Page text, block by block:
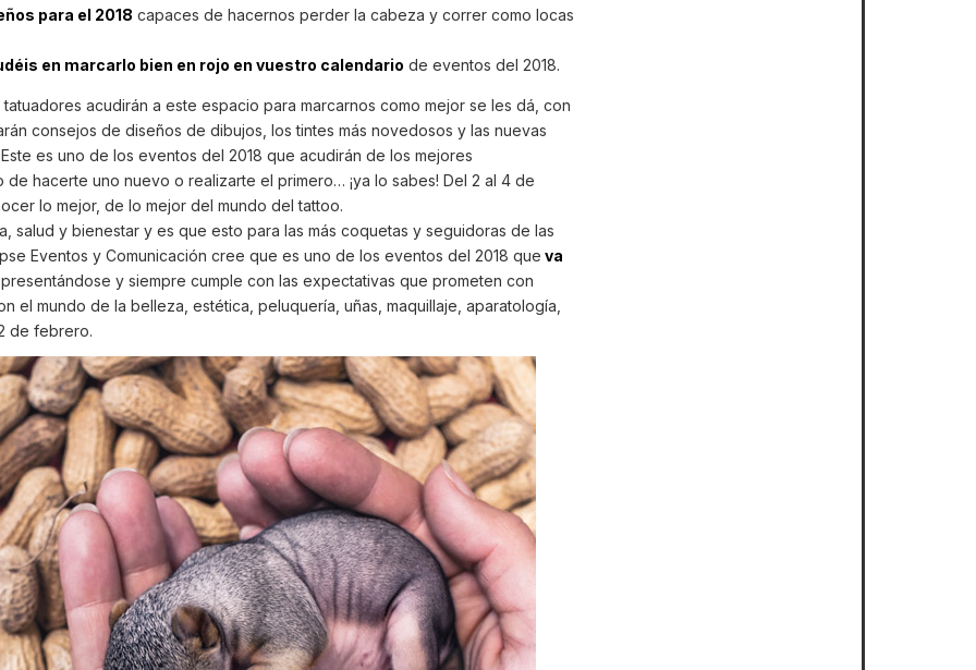
para el 2018 capaces de hacernos perder la cabeza y correr como locas
en marcarlo bien en rojo en vuestro calendario de eventos del 2018.
acudirán a este espacio para marcarnos como mejor se les dá, con
consejos de diseños de dibujos, los tintes más novedosos y las nuevas
es uno de los eventos del 2018 que acudirán de los mejores
hacerte uno nuevo o realizarte el primero… ¡ya lo sabes! Del 2 al 4 de
lo mejor, de lo mejor del mundo del tattoo.
salud y bienestar y es que esto para las más coquetas y seguidoras de las
Eventos y Comunicación cree que es uno de los eventos del 2018 que va
y siempre cumple con las expectativas que prometen con
el mundo de la belleza, estética, peluquería, uñas, maquillaje, aparatología,
de febrero.